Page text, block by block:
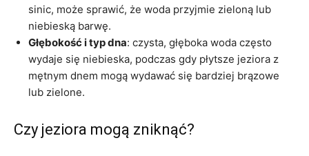
sinic, może sprawić, że woda przyjmie zieloną lub
niebieską barwę.
Głębokość i typ dna: czysta, głęboka woda często
wydaje się niebieska, podczas gdy płytsze jeziora z
mętnym dnem mogą wydawać się bardziej brązowe
lub zielone.
Czy jeziora mogą zniknąć?